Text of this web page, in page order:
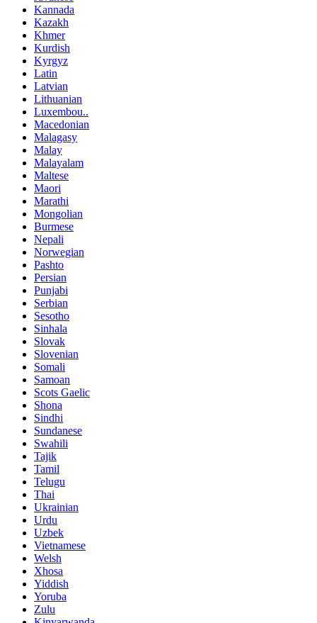
Kannada
Kazakh
Khmer
Kurdish
Kyrgyz
Latin
Latvian
Lithuanian
Luxembou..
Macedonian
Malagasy
Malay
Malayalam
Maltese
Maori
Marathi
Mongolian
Burmese
Nepali
Norwegian
Pashto
Persian
Punjabi
Serbian
Sesotho
Sinhala
Slovak
Slovenian
Somali
Samoan
Scots Gaelic
Shona
Sindhi
Sundanese
Swahili
Tajik
Tamil
Telugu
Thai
Ukrainian
Urdu
Uzbek
Vietnamese
Welsh
Xhosa
Yiddish
Yoruba
Zulu